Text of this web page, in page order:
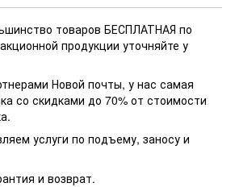
товаров БЕСПЛАТНАЯ по
продукции уточняйте у
Новой почты, у нас самая
со скидками до 70% от стоимости
услуги по подъему, заносу и
и возврат.